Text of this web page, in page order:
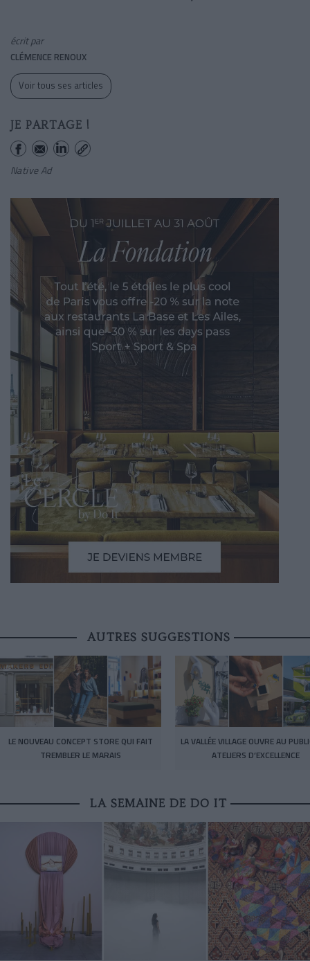
écrit par
CLÉMENCE RENOUX
Voir tous ses articles
JE PARTAGE !
Native Ad
AUTRES SUGGESTIONS
LE NOUVEAU CONCEPT STORE QUI FAIT
TREMBLER LE MARAIS
LA VALLÉE VILLAGE OUVRE AU
ATELIERS D’EXCELLENCE
LA SEMAINE DE DO IT